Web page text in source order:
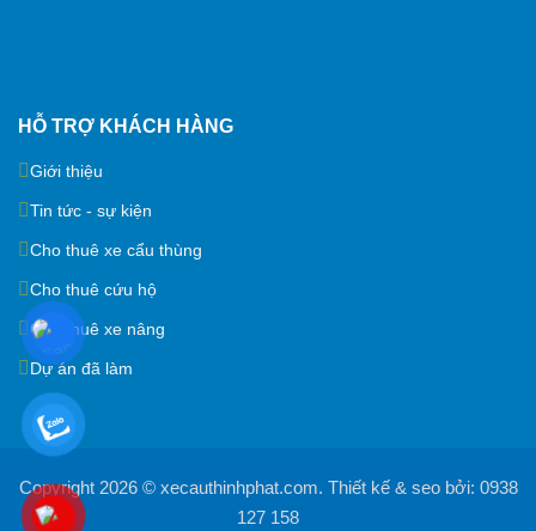
HỖ TRỢ KHÁCH HÀNG
Giới thiệu
Tin tức - sự kiện
Cho thuê xe cẩu thùng
Cho thuê cứu hộ
Cho thuê xe nâng
Dự án đã làm
Copyright 2026 © xecauthinhphat.com. Thiết kế & seo bởi: 0938
127 158